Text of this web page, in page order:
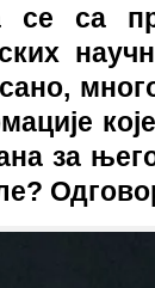
се са
за